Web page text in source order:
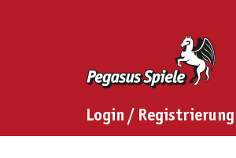
Login / Registrierung